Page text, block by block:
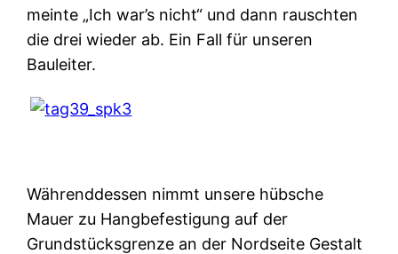
meinte „Ich war’s nicht“ und dann rauschten
die drei wieder ab. Ein Fall für unseren
Bauleiter.
Währenddessen nimmt unsere hübsche
Mauer zu Hangbefestigung auf der
Grundstücksgrenze an der Nordseite Gestalt